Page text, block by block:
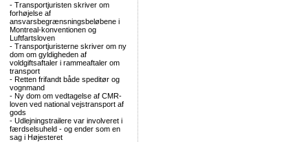
- Transportjuristen skriver om
forhøjelse af
ansvarsbegrænsningsbeløbene i
Montreal-konventionen og
Luftfartsloven
- Transportjuristerne skriver om ny
dom om gyldigheden af
voldgiftsaftaler i rammeaftaler om
transport
- Retten frifandt både speditør og
vognmand
- Ny dom om vedtagelse af CMR-
loven ved national vejstransport af
gods
- Udlejningstrailere var involveret i
færdselsuheld - og ender som en
sag i Højesteret